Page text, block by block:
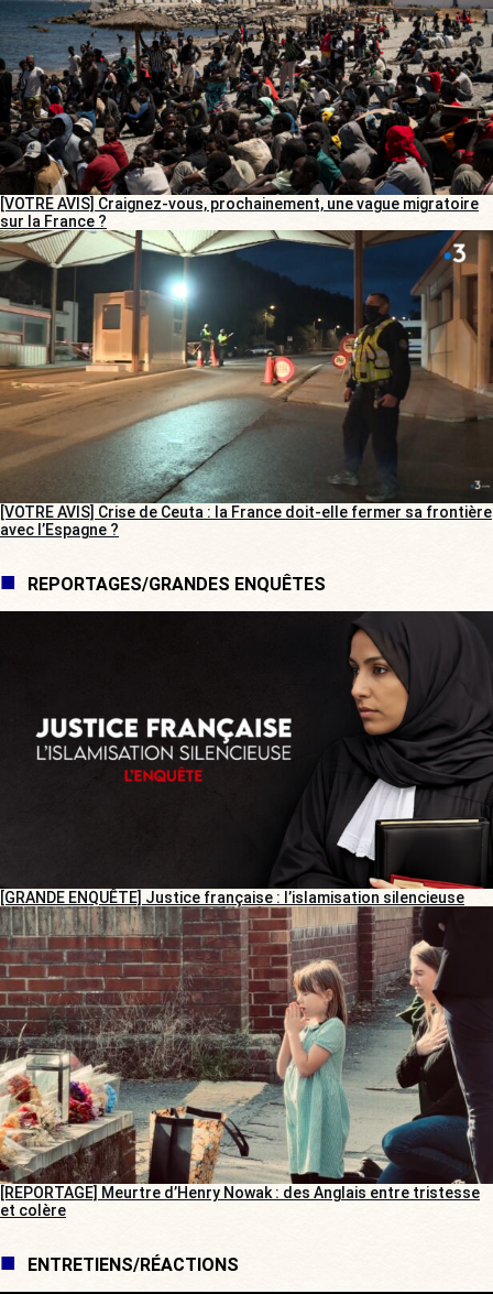
[VOTRE AVIS] Craignez-vous, prochainement, une vague migratoire
sur la France ?
[VOTRE AVIS] Crise de Ceuta : la France doit-elle fermer sa frontière
avec l’Espagne ?
REPORTAGES/GRANDES ENQUÊTES
[GRANDE ENQUÊTE] Justice française : l’islamisation silencieuse
[REPORTAGE] Meurtre d’Henry Nowak : des Anglais entre tristesse
et colère
ENTRETIENS/RÉACTIONS